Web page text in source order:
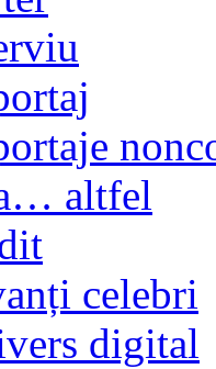
altfel
celebri
digital